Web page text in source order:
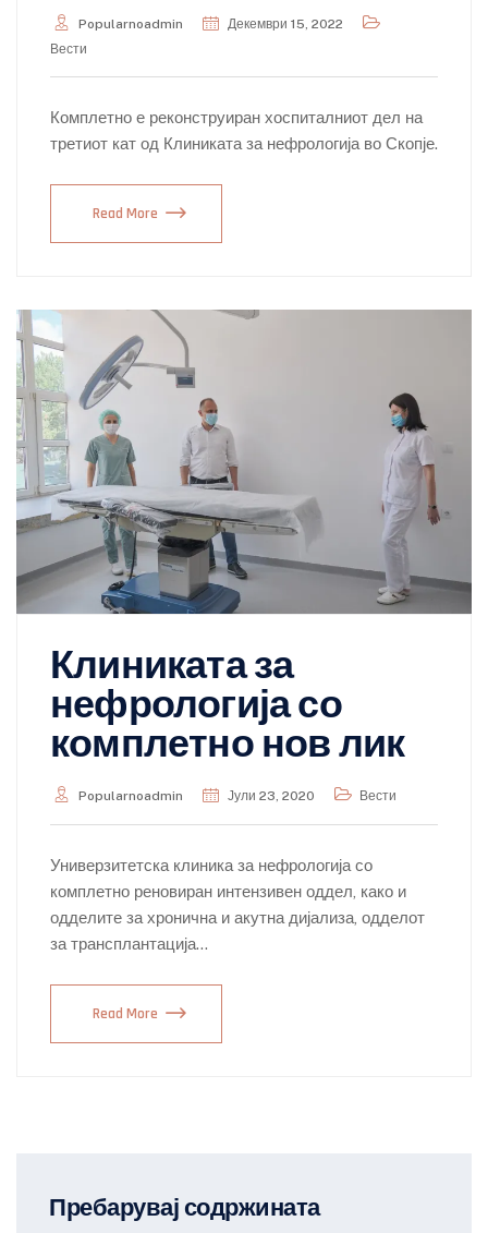
Popularnoadmin
Декември 15, 2022
Вести
Комплетно е реконструиран хоспиталниот дел на
третиот кат од Клиниката за нефрологија во Скопје.
Read More
Клиниката за
нефрологија со
комплетно нов лик
Popularnoadmin Јули 23, 2020 Вести
Универзитетска клиника за нефрологија со
комплетно реновиран интензивен оддел, како и
одделите за хронична и акутна дијализа, одделот
за трансплантација…
Read More
Пребарувај содржината